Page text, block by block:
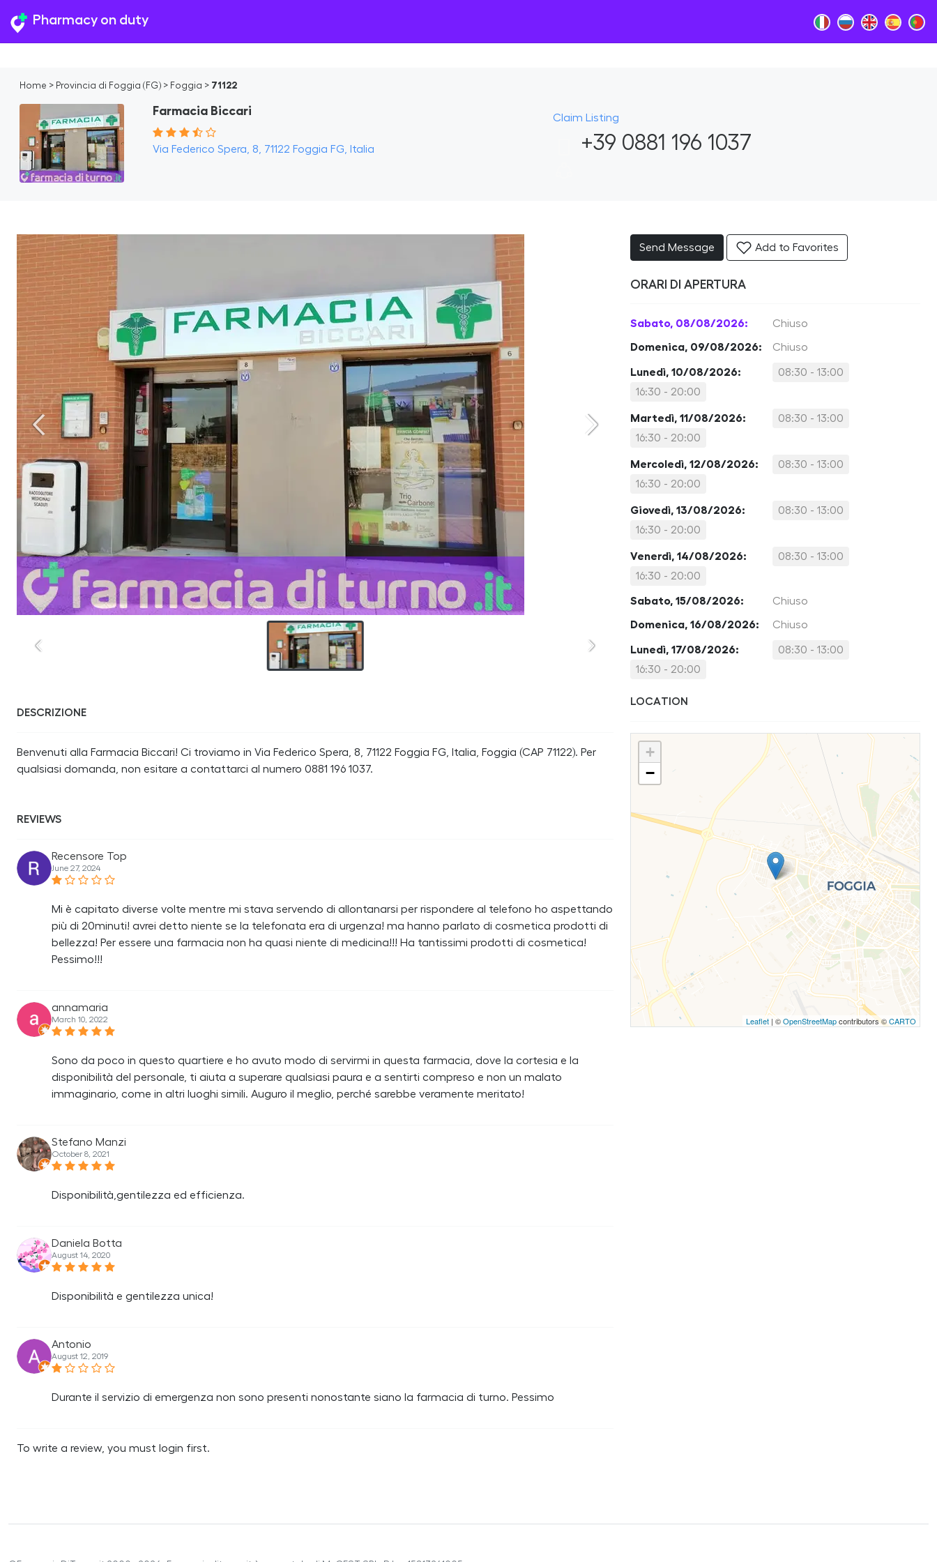
Pharmacy on duty
Home > Provincia di Foggia (FG) > Foggia > 71122
Farmacia Biccari
Via Federico Spera, 8, 71122 Foggia FG, Italia
Claim Listing
+39 0881 196 1037
DESCRIZIONE
Benvenuti alla Farmacia Biccari! Ci troviamo in Via Federico Spera, 8, 71122 Foggia FG, Italia, Foggia (CAP 71122). Per
qualsiasi domanda, non esitare a contattarci al numero 0881 196 1037.
REVIEWS
Recensore Top
June 27, 2024
Mi è capitato diverse volte mentre mi stava servendo di allontanarsi per rispondere al telefono ho aspettando
più di 20minuti! avrei detto niente se la telefonata era di urgenza! ma hanno parlato di cosmetica prodotti di
bellezza! Per essere una farmacia non ha quasi niente di medicina!!! Ha tantissimi prodotti di cosmetica!
Pessimo!!!
annamaria
March 10, 2022
Sono da poco in questo quartiere e ho avuto modo di servirmi in questa farmacia, dove la cortesia e la
disponibilità del personale, ti aiuta a superare qualsiasi paura e a sentirti compreso e non un malato
immaginario, come in altri luoghi simili. Auguro il meglio, perché sarebbe veramente meritato!
Stefano Manzi
October 8, 2021
Disponibilità,gentilezza ed efficienza.
Daniela Botta
August 14, 2020
Disponibilità e gentilezza unica!
Antonio
August 12, 2019
Durante il servizio di emergenza non sono presenti nonostante siano la farmacia di turno. Pessimo
To write a review, you must login first.
Send Message Add to Favorites
ORARI DI APERTURA
Sabato, 08/08/2026: Chiuso
Domenica, 09/08/2026: Chiuso
Lunedì, 10/08/2026:
08:30 - 13:00
16:30 - 20:00
Martedì, 11/08/2026:
08:30 - 13:00
16:30 - 20:00
Mercoledì, 12/08/2026:
08:30 - 13:00
16:30 - 20:00
Giovedì, 13/08/2026:
08:30 - 13:00
16:30 - 20:00
Venerdì, 14/08/2026:
08:30 - 13:00
16:30 - 20:00
Sabato, 15/08/2026: Chiuso
Domenica, 16/08/2026: Chiuso
Lunedì, 17/08/2026:
08:30 - 13:00
16:30 - 20:00
LOCATION
+
−
Leaflet | ©OpenStreetMapcontributors ©CARTO